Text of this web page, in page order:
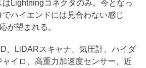
Lightningコネクタのみ。今となっ
ハイエンドには見合わない感じ
が望まれる。
、LiDARスキャナ、気圧計、ハイダ
イロ、高重力加速度センサー、近